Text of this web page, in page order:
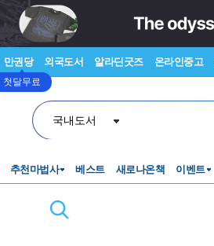
만권당
첫달무료
외국도서 알라딘굿즈 온라인중고
국내도서
추천마법사 베스트 새로나온책 이벤트